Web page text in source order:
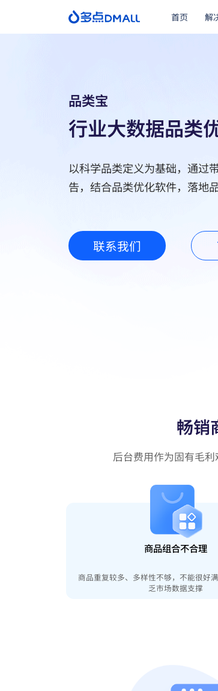
首页 解
品类宝
行业大数据品类
以科学品类定义为基础，通过
告，结合品类优化软件，落地
联系我们
畅销
后台费用作为固有毛
商品组合不合理
商品重复较多、多样性不够，不能很好
乏市场数据支撑